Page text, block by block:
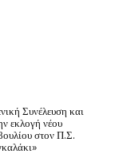
Συνέλευση και
εκλογή νέου
στον Π.Σ.